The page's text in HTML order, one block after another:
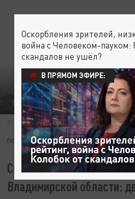
ПРОИСШЕСТВИЯ
03 ИЮНЯ 14:50
ПОДПИШИТЕСЬ:
Смертельное ДТП на
Владимирской области:
Оскорбления зрителей,
война с Человеком-пауком:
скандалов не ушёл?
В ПРЯМОМ ЭФИРЕ: